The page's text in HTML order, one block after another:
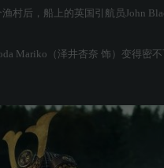
村后，船上的英国引航员John
Mariko（泽井杏奈 饰）变得